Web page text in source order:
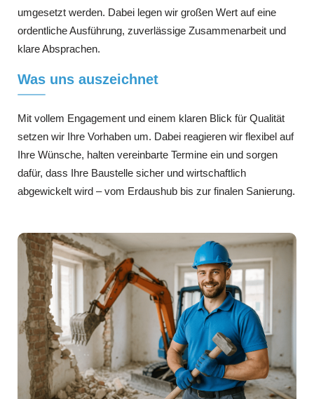
umgesetzt werden. Dabei legen wir großen Wert auf eine
ordentliche Ausführung, zuverlässige Zusammenarbeit und
klare Absprachen.
Was uns auszeichnet
Mit vollem Engagement und einem klaren Blick für Qualität
setzen wir Ihre Vorhaben um. Dabei reagieren wir flexibel auf
Ihre Wünsche, halten vereinbarte Termine ein und sorgen
dafür, dass Ihre Baustelle sicher und wirtschaftlich
abgewickelt wird – vom Erdaushub bis zur finalen Sanierung.